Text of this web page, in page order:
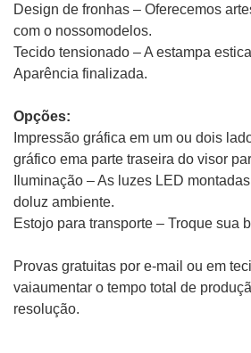
Design de fronhas – Oferecemos
com o nossomodelos.
Tecido tensionado – A estampa
Aparência finalizada.
Opções:
Impressão gráfica em um ou dois
gráfico ema parte traseira do visor
Iluminação – As luzes LED
do luz ambiente.
Estojo para transporte – Troque sua
Provas gratuitas por e-mail ou em
vaiaumentar o tempo total de
resolução.